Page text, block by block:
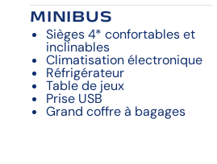
MINIBUS
Sièges 4* confortables et
inclinables
Climatisation électronique
Réfrigérateur
Table de jeux
Prise USB
Grand coffre à bagages